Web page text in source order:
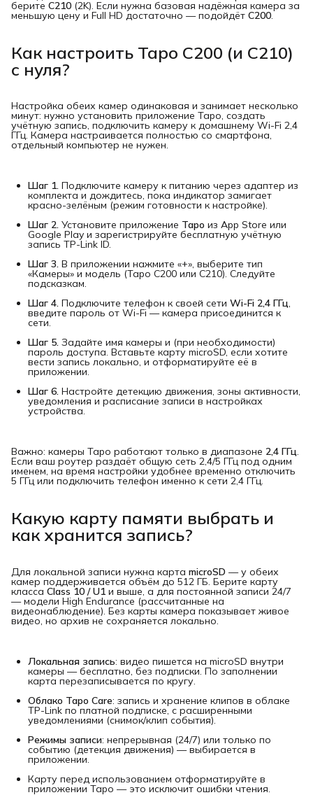
берите C210 (2K). Если нужна базовая надёжная камера за
меньшую цену и Full HD достаточно — подойдёт C200.
Как настроить Tapo C200 (и C210)
с нуля?
Настройка обеих камер одинаковая и занимает несколько
минут: нужно установить приложение Tapo, создать
учётную запись, подключить камеру к домашнему Wi-Fi 2,4
ГГц. Камера настраивается полностью со смартфона,
отдельный компьютер не нужен.
Шаг 1. Подключите камеру к питанию через адаптер из
комплекта и дождитесь, пока индикатор замигает
красно-зелёным (режим готовности к настройке).
Шаг 2. Установите приложение Tapo из App Store или
Google Play и зарегистрируйте бесплатную учётную
запись TP-Link ID.
Шаг 3. В приложении нажмите «+», выберите тип
«Камеры» и модель (Tapo C200 или C210). Следуйте
подсказкам.
Шаг 4. Подключите телефон к своей сети Wi-Fi 2,4 ГГц,
введите пароль от Wi-Fi — камера присоединится к
сети.
Шаг 5. Задайте имя камеры и (при необходимости)
пароль доступа. Вставьте карту microSD, если хотите
вести запись локально, и отформатируйте её в
приложении.
Шаг 6. Настройте детекцию движения, зоны активности,
уведомления и расписание записи в настройках
устройства.
Важно: камеры Tapo работают только в диапазоне 2,4 ГГц.
Если ваш роутер раздаёт общую сеть 2,4/5 ГГц под одним
именем, на время настройки удобнее временно отключить
5 ГГц или подключить телефон именно к сети 2,4 ГГц.
Какую карту памяти выбрать и
как хранится запись?
Для локальной записи нужна карта microSD — у обеих
камер поддерживается объём до 512 ГБ. Берите карту
класса Class 10 / U1 и выше, а для постоянной записи 24/7
— модели High Endurance (рассчитанные на
видеонаблюдение). Без карты камера показывает живое
видео, но архив не сохраняется локально.
Локальная запись: видео пишется на microSD внутри
камеры — бесплатно, без подписки. По заполнении
карта перезаписывается по кругу.
Облако Tapo Care: запись и хранение клипов в облаке
TP-Link по платной подписке, с расширенными
уведомлениями (снимок/клип события).
Режимы записи: непрерывная (24/7) или только по
событию (детекция движения) — выбирается в
приложении.
Карту перед использованием отформатируйте в
приложении Tapo — это исключит ошибки чтения.